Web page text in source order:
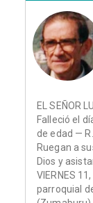
EL SEÑOR
Falleció el
de edad —
Ruegan a
Dios y
VIERNES
parroquial